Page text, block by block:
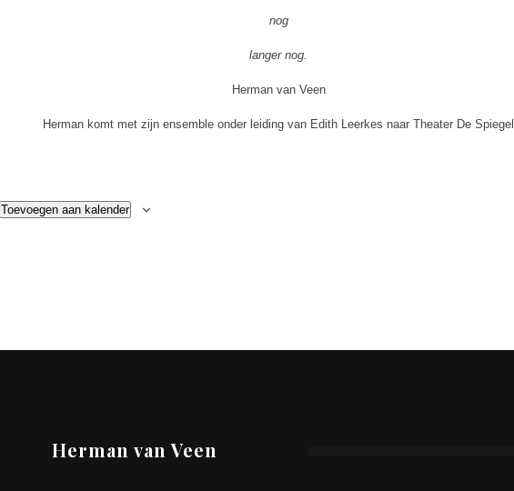
nog
langer nog.
Herman van Veen
Herman komt met zijn ensemble onder leiding van Edith Leerkes naar Theater De Spiegel
Toevoegen aan kalender
Herman van Veen